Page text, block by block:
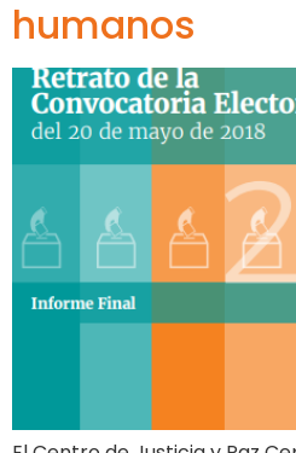
humanos